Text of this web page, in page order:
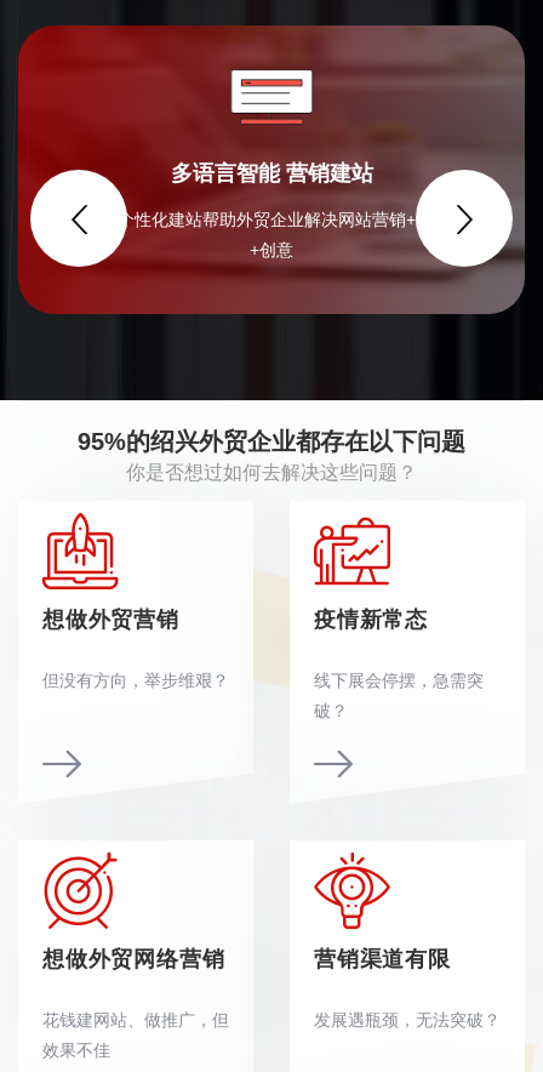
多语言智能营销建站
智能化、个性化建站帮助外贸企业解决网站营销+品牌+管理
+创意
95%的绍兴外贸企业都存在以下问题
你是否想过如何去解决这些问题？
想做外贸营销
但没有方向，举步维艰？
疫情新常态
线下展会停摆，急需突
破？
想做外贸网络营销
花钱建网站、做推广，但
效果不佳
营销渠道有限
发展遇瓶颈，无法突破？